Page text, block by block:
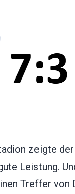
zeigte
Leistung.
Treffer von